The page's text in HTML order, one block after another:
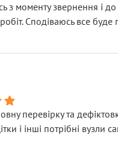
з моменту звернення і до
Сподіваюсь все
перевірку та
і інші потрібні вузли